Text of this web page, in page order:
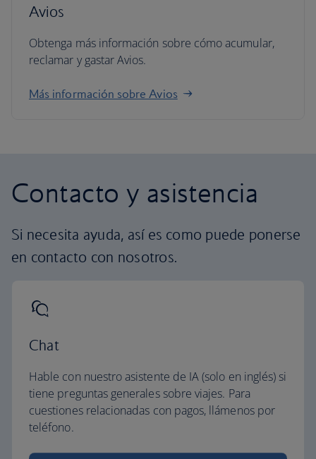
Avios
Obtenga más información sobre cómo acumular,
reclamar y gastar Avios.
Más información sobre Avios
Contacto y asistencia
Si necesita ayuda, así es como puede ponerse
en contacto con nosotros.
Chat
Hable con nuestro asistente de IA (solo en inglés) si
tiene preguntas generales sobre viajes. Para
cuestiones relacionadas con pagos, llámenos por
teléfono.